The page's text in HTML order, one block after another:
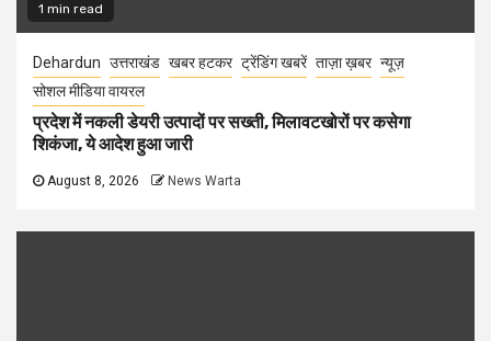
1 min read
Dehardun उत्तराखंड खबर हटकर ट्रेंडिंग खबरें ताज़ा ख़बर न्यूज़
सोशल मीडिया वायरल
प्रदेश में नकली डेयरी उत्पादों पर सख्ती, मिलावटखोरों पर कसेगा
शिकंजा, ये आदेश हुआ जारी
August 8, 2026 News Warta